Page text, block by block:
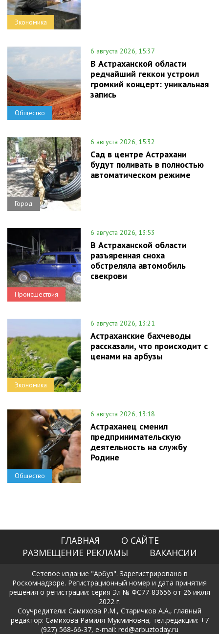
Экономика
Общество
6 августа 2026, 15:37
В Астраханской области
редчайший геккон устроил
громкий концерт: уникальная
запись
Город
6 августа 2026, 15:32
Сад в центре Астрахани
будут поливать в полностью
автоматическом режиме
Происшествия
6 августа 2026, 13:53
В Астраханской области
разъяренная сноха
обстреляла автомобиль
свекрови
Экономика
6 августа 2026, 13:21
Астраханские бахчеводы
рассказали, что происходит с
ценами на арбузы
Общество
6 августа 2026, 13:18
Астраханец сменил
предпринимательскую
деятельность на службу
Родине
ГЛАВНАЯ
О САЙТЕ
РАЗМЕЩЕНИЕ РЕКЛАМЫ
ВАКАНСИИ
Сетевое издание "Арбуз". Зарегистрировано в
Роскомнадзоре. Регистрационный номер и дата принятия
решения о регистрации: серия Эл № ФС77-83656 от 26 июля
2022 г.
Соучредители: Самихова Р.М., Старичков А.А., главный
редактор: Самихова Рамиля Мукминовна, тел.редакции: +7
(927) 568-66-37, e-mail: red@arbuztoday.ru